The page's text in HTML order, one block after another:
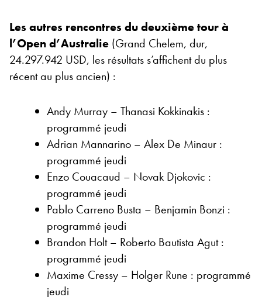
Les autres rencontres du deuxième tour à
l’Open d’Australie (Grand Chelem, dur,
24.297.942 USD, les résultats s’affichent du plus
récent au plus ancien) :
Andy Murray – Thanasi Kokkinakis :
programmé jeudi
Adrian Mannarino – Alex De Minaur :
programmé jeudi
Enzo Couacaud – Novak Djokovic :
programmé jeudi
Pablo Carreno Busta – Benjamin Bonzi :
programmé jeudi
Brandon Holt – Roberto Bautista Agut :
programmé jeudi
Maxime Cressy – Holger Rune : programmé
jeudi